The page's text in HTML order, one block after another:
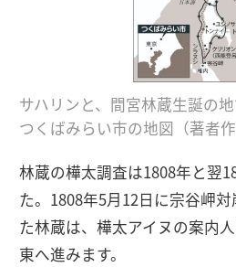
サハリンと、間宮林蔵生誕の
つくばみらい市の地図（著者作
林蔵の樺太調査は1808年と翌
た。1808年5月12日に宗谷岬
た林蔵は、樺太アイヌの案内
東へ進みます。